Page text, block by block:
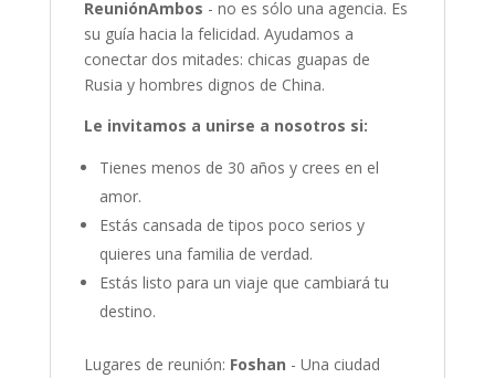
ReuniónAmbos - no es sólo una agencia. Es
su guía hacia la felicidad. Ayudamos a
conectar dos mitades: chicas guapas de
Rusia y hombres dignos de China.
Le invitamos a unirse a nosotros si:
Tienes menos de 30 años y crees en el
amor.
Estás cansada de tipos poco serios y
quieres una familia de verdad.
Estás listo para un viaje que cambiará tu
destino.
Lugares de reunión: Foshan - Una ciudad